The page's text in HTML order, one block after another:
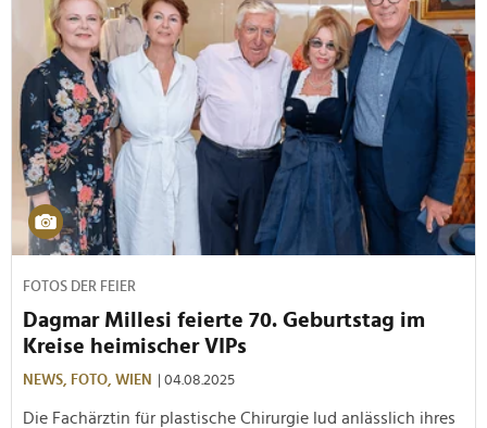
FOTOS DER FEIER
Dagmar Millesi feierte 70. Geburtstag im
Kreise heimischer VIPs
NEWS, FOTO, WIEN | 04.08.2025
Die Fachärztin für plastische Chirurgie lud anlässlich ihres